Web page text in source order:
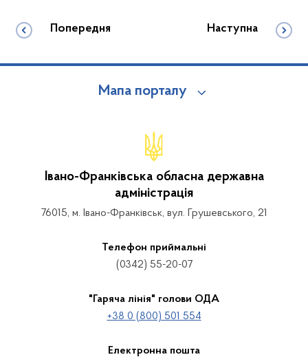
Попередня Наступна
Мапа порталу
Івано-Франківська обласна державна
адміністрація
76015, м. Івано-Франківськ, вул. Грушевського, 21
Телефон приймальні
(0342) 55-20-07
"Гаряча лінія" голови ОДА
+38 0 (800) 501 554
Електронна пошта